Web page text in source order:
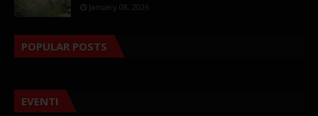
January 08, 2026
POPULAR POSTS
EVENTI